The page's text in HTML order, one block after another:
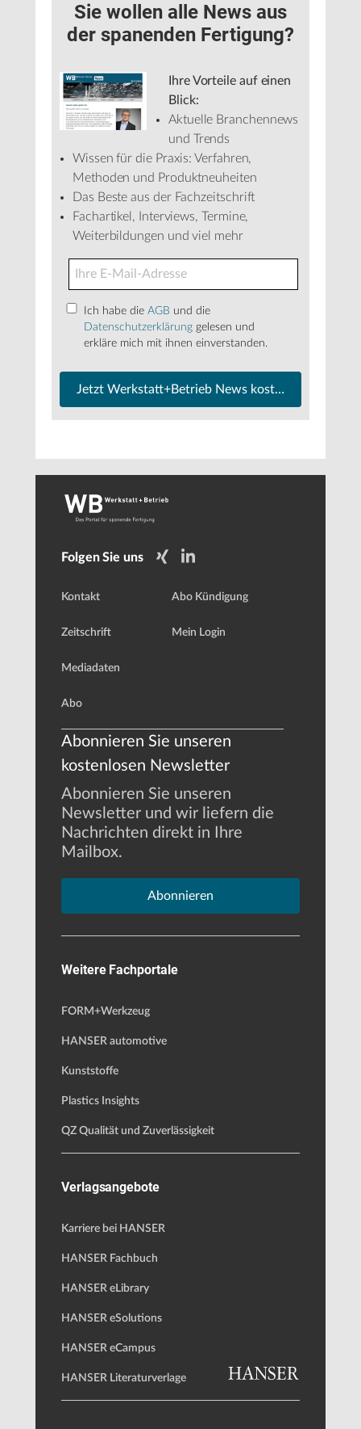
Sie wollen alle News aus
der spanenden Fertigung?
Ihre Vorteile auf einen
Blick:
Aktuelle Branchennews
und Trends
Wissen für die Praxis: Verfahren,
Methoden und Produktneuheiten
Das Beste aus der Fachzeitschrift
Fachartikel, Interviews, Termine,
Weiterbildungen und viel mehr
Ich habe die AGB und die
Datenschutzerklärung gelesen und
erkläre mich mit ihnen einverstanden.
Jetzt Werkstatt+Betrieb News kostenfrei
Folgen Sie uns
Kontakt
Zeitschrift
Mediadaten
Abo
Abo Kündigung
Mein Login
Abonnieren Sie unseren
kostenlosen Newsletter
Abonnieren Sie unseren
Newsletter und wir liefern die
Nachrichten direkt in Ihre
Mailbox.
Abonnieren
Weitere Fachportale
FORM+Werkzeug
HANSER automotive
Kunststoffe
Plastics Insights
QZ Qualität und Zuverlässigkeit
Verlagsangebote
Karriere bei HANSER
HANSER Fachbuch
HANSER eLibrary
HANSER eSolutions
HANSER eCampus
HANSER Literaturverlage